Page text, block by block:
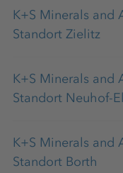
K+S Minerals and
Standort Zielitz
K+S Minerals and
Standort Neuhof-
K+S Minerals and
Standort Borth